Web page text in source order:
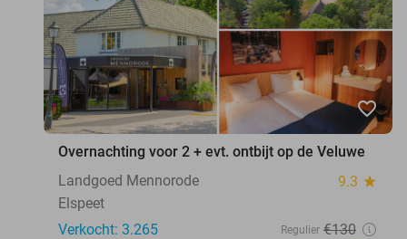
favorite_border
Overnachting voor 2 + evt. ontbijt op de Veluwe
Landgoed Mennorode
9.3 star
Elspeet
Verkocht: 3.265
Regulier €130